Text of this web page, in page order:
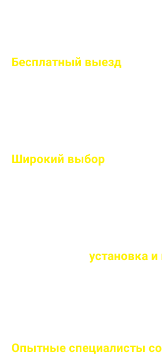
Бесплатный выезд
Широкий выбор
установка
Опытные специалисты